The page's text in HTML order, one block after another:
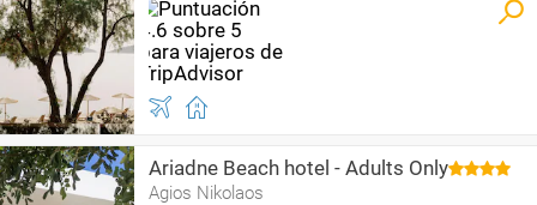
Ariadne Beach hotel - Adults Only
Agios Nikolaos